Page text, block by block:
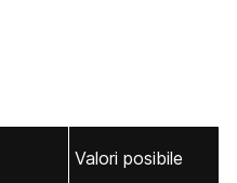
Valori posibile